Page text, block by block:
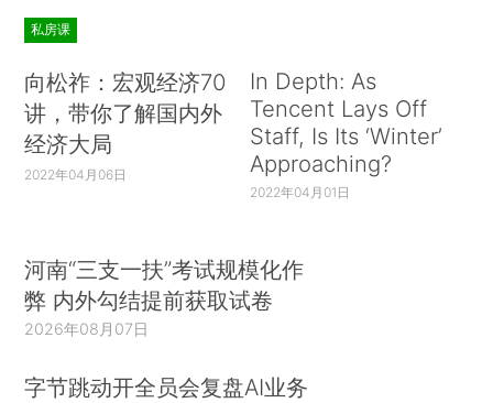
私房课
向松祚：宏观经济70
讲，带你了解国内外
经济大局
2022年04月06日
In Depth: As
Tencent Lays Off
Staff, Is Its ‘Winter’
Approaching?
2022年04月01日
河南“三支一扶”考试规模化作
弊 内外勾结提前获取试卷
2026年08月07日
字节跳动开全员会复盘AI业务